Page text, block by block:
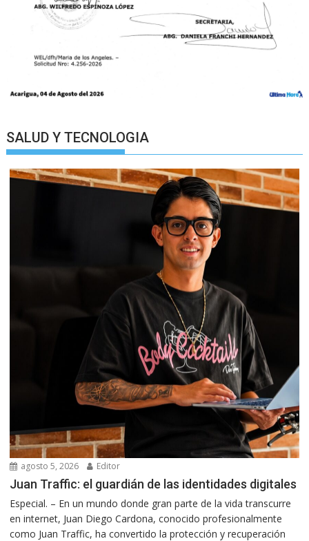
SALUD Y TECNOLOGIA
agosto 5, 2026 Editor
Juan Traffic: el guardián de las identidades digitales
Especial. – En un mundo donde gran parte de la vida transcurre
en internet, Juan Diego Cardona, conocido profesionalmente
como Juan Traffic, ha convertido la protección y recuperación